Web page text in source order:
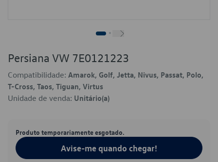
Persiana VW 7E0121223
Compatibilidade: Amarok, Golf, Jetta, Nivus, Passat, Polo,
T-Cross, Taos, Tiguan, Virtus
Unidade de venda: Unitário(a)
Produto temporariamente esgotado.
Avise-me quando chegar!